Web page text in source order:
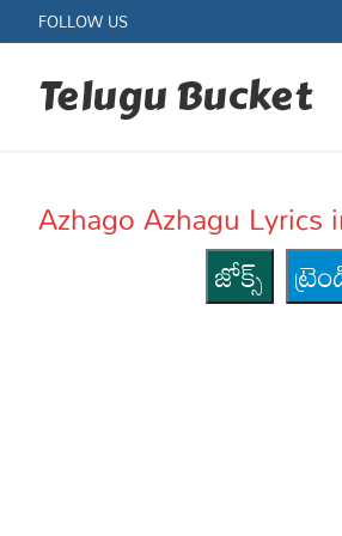
to
content
FOLLOW US
Telugu Bucket
Azhago Azhagu Lyrics
జోక్స్